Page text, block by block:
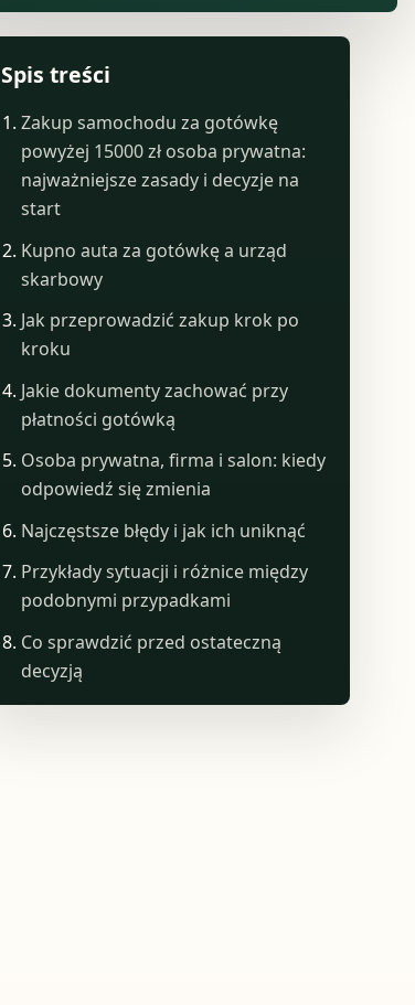
Spis treści
Zakup samochodu za gotówkę
powyżej 15000 zł osoba prywatna:
najważniejsze zasady i decyzje na
start
Kupno auta za gotówkę a urząd
skarbowy
Jak przeprowadzić zakup krok po
kroku
Jakie dokumenty zachować przy
płatności gotówką
Osoba prywatna, firma i salon: kiedy
odpowiedź się zmienia
Najczęstsze błędy i jak ich uniknąć
Przykłady sytuacji i różnice między
podobnymi przypadkami
Co sprawdzić przed ostateczną
decyzją